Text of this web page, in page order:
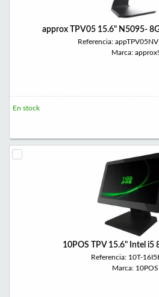
approx TPV05 15.6" N5095-
Referencia:
Marca: approx!
En stock
10POS TPV 15.6" Intel i5
Referencia: 10T-
Marca: 10POS